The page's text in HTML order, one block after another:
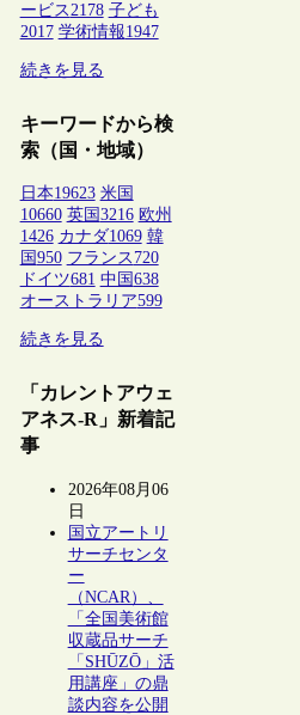
ービス 2178 子ども
2017 学術情報1947
続きを見る
キーワードから検
索（国・地域）
日本19623 米国
10660 英国 3216 欧州
1426 カナダ1069 韓
国 950 フランス 720
ドイツ681 中国 638
オーストラリア599
続きを見る
「カレントアウェ
アネス-R」新着記
事
2026年08月06
日
国立アートリ
サーチセンタ
ー
（NCAR）、
「全国美術館
収蔵品サーチ
「SHŪZŌ」活
用講座」の鼎
談内容を公開